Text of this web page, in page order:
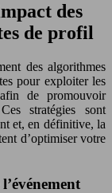
des
de profil
des algorithmes
pour exploiter les
de promouvoir
stratégies sont
et, en définitive, la
d’optimiser votre